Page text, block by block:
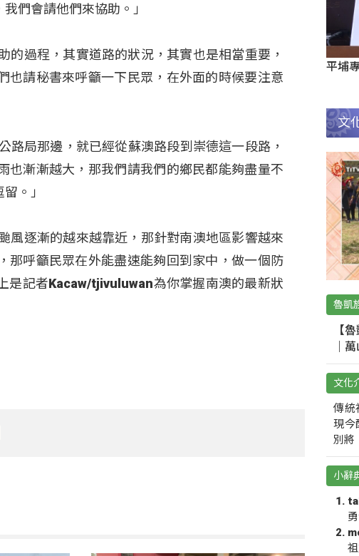
們會請他們來協助。」
過程，其實道路的狀況，其實也是相當重要，
也請秘書來呼籲一下民眾，在外面的時候要注意
局那邊，就已經從蘇澳路段到崇德這一段路，
也漸漸越大，那我們請我們的鄉民都能夠盡量不
。」
風逐漸的越來越靠近，那針對南澳地區影響越來
那呼籲民眾在外能盡速能夠回到家中，做一個防
是記者Kacaw/tjivuluwan為你掌握南澳的最新狀
平埔
文
魯凱
【
｜
文化
傳統
現今
別將
小辭